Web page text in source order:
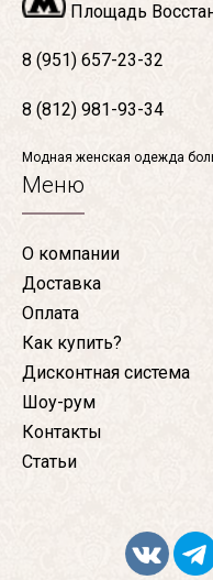
Площадь
8 (951) 657-23-32
8 (812) 981-93-34
Модная женская одежда
Меню
О компании
Доставка
Оплата
Как купить?
Дисконтная система
Шоу-рум
Контакты
Статьи